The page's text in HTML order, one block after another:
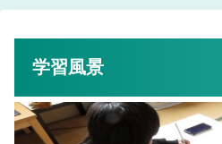
学習風景